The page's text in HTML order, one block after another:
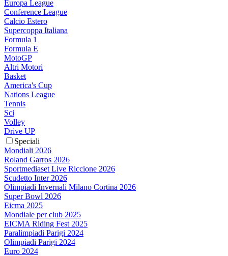
Europa League
Conference League
Calcio Estero
Supercoppa Italiana
Formula 1
Formula E
MotoGP
Altri Motori
Basket
America's Cup
Nations League
Tennis
Sci
Volley
Drive UP
Speciali
Mondiali 2026
Roland Garros 2026
Sportmediaset Live Riccione 2026
Scudetto Inter 2026
Olimpiadi Invernali Milano Cortina 2026
Super Bowl 2026
Eicma 2025
Mondiale per club 2025
EICMA Riding Fest 2025
Paralimpiadi Parigi 2024
Olimpiadi Parigi 2024
Euro 2024